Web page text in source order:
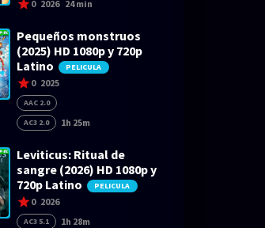
0 2026 24 min
Pequeños monstruos
(2025) HD 1080p y 720p
Latino
PELICULA
0 2025
AAC 2.0
AC3 2.0
1h 25m
Leviticus: Ritual de
sangre (2026) HD 1080p y
720p Latino
PELICULA
0 2026
AC3 5.1 1h 28m